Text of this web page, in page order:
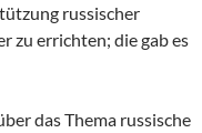
russischer
zu errichten; die gab es
das Thema russische